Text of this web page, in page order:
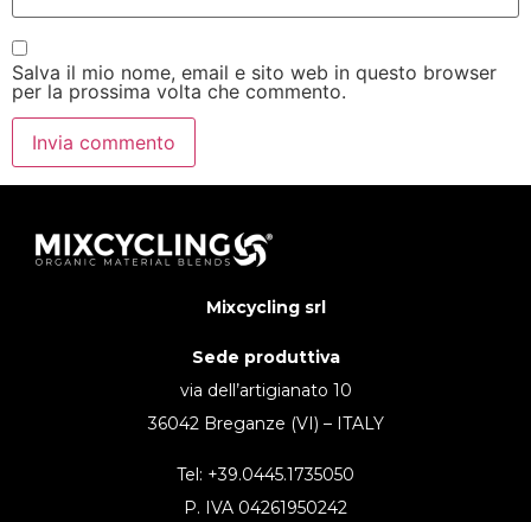
Salva il mio nome, email e sito web in questo browser
per la prossima volta che commento.
Mixcycling srl
Sede produttiva
via dell’artigianato 10
36042 Breganze (VI) – ITALY
Tel: +39.0445.1735050
P. IVA 04261950242